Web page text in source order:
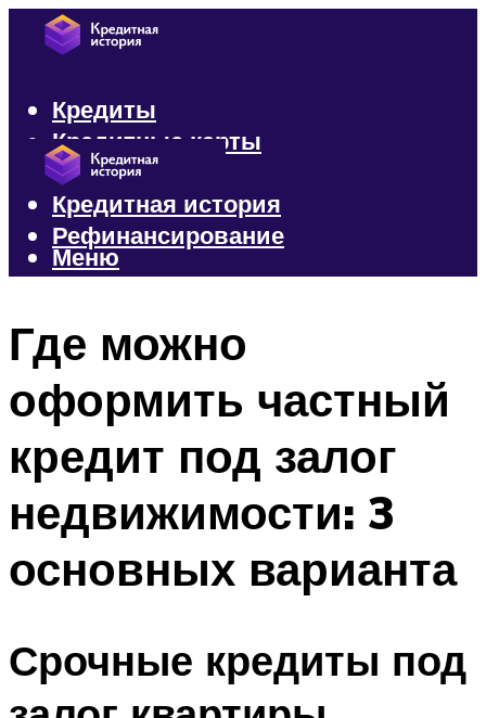
Кредиты
Кредитные карты
Микрозаймы
Кредитная история
Рефинансирование
Меню
Где можно
оформить частный
кредит под залог
недвижимости: 3
основных варианта
Срочные кредиты под